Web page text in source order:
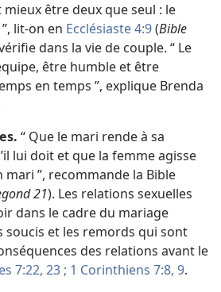
mieux être deux que seul : le
lit-​on en Ecclésiaste 4:9(Bible
dans la vie de couple. “ Le
être humble et être
en temps ”, explique Brenda
“ Que le mari rende à sa
lui doit et que la femme agisse
”, recommande la Bible
21). Les relations sexuelles
dans le cadre du mariage
soucis et les remords qui sont
des relations avant le
7:22, 23 ; 1 Corinthiens 7:8, 9.